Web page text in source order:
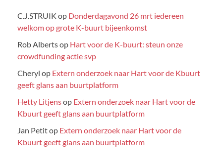
C.J.STRUIK op Donderdagavond 26 mrt iedereen
welkom op grote K-buurt bijeenkomst
Rob Albertsop Hart voor de K-buurt: steun onze
crowdfunding actie svp
Cheryl op Extern onderzoek naar Hart voor de Kbuurt
geeft glans aan buurtplatform
Hetty Litjensop Extern onderzoek naar Hart voor de
Kbuurt geeft glans aan buurtplatform
Jan Petitop Extern onderzoek naar Hart voor de
Kbuurt geeft glans aan buurtplatform